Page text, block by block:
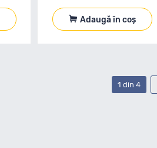
Adaugă în coș
1 din 4